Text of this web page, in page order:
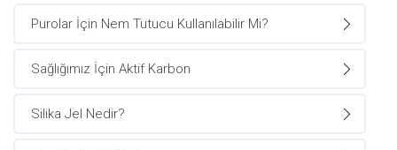
Purolar İçin Nem Tutucu Kullanılabilir Mi?
Sağlığımız İçin Aktif Karbon
Silika Jel Nedir?